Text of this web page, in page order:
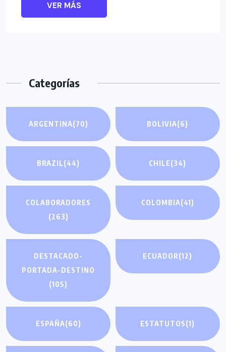
VER MÁS
Categorías
ARGENTINA(70) BOLIVIA(6)
BRAZIL(44) CHILE(34)
COLABORADORES
(263)
COLOMBIA(41)
DESTACADO-
PORTADA-DESTINO
(105)
ECUADOR(12)
ESPAÑA(60) ESTATUTOS(1)